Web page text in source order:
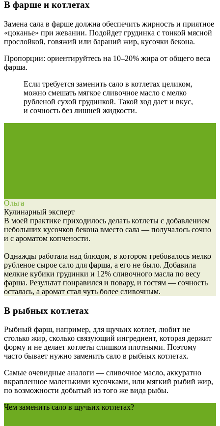
В фарше и котлетах
Замена сала в фарше должна обеспечить жирность и приятное
«цоканье» при жевании. Подойдет грудинка с тонкой мясной
прослойкой, говяжий или бараний жир, кусочки бекона.
Пропорции: ориентируйтесь на 10–20% жира от общего веса
фарша.
Если требуется заменить сало в котлетах целиком,
можно смешать мягкое сливочное масло с мелко
рубленой сухой грудинкой. Такой ход дает и вкус,
и сочность без лишней жидкости.
Ольга
Кулинарный эксперт
В моей практике приходилось делать котлеты с добавлением
небольших кусочков бекона вместо сала — получалось сочно
и с ароматом копчености.
Однажды работала над блюдом, в котором требовалось мелко
рубленое сырое сало для фарша, а его не было. Добавила
мелкие кубики грудинки и 12% сливочного масла по весу
фарша. Результат понравился и повару, и гостям — сочность
осталась, а аромат стал чуть более сливочным.
В рыбных котлетах
Рыбный фарш, например, для щучьих котлет, любит не
столько жир, сколько связующий ингредиент, которая держит
форму и не делает котлеты слишком плотными. Поэтому
часто бывает нужно заменить сало в рыбных котлетах.
Самые очевидные аналоги — сливочное масло, аккуратно
вкрапленное маленькими кусочками, или мягкий рыбий жир,
по возможности добытый из того же вида рыбы.
Чем заменить сало в щучьих котлетах?